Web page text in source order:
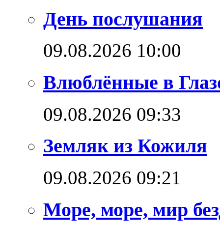
День послушания
09.08.2026 10:00
Влюблённые в
09.08.2026 09:33
Земляк из Кожиля
09.08.2026 09:21
Море, море, мир